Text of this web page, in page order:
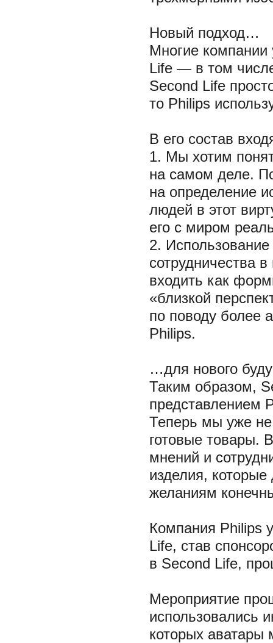
Новый подход…
Многие компании
Life — в том
Second Life
то Philips
В его состав
1. Мы хотим
на самом деле.
на определение
людей в этот
его с миром
2.
сотрудничества
входить как
«близкой
по поводу более
Philips.
…для нового
Таким образом,
представлением
Теперь мы уже не
готовые товары.
мнений и
изделия, которые
желаниям
Компания Philips
Life, став
в Second Life,
Мероприятие
использовались
которых аватары